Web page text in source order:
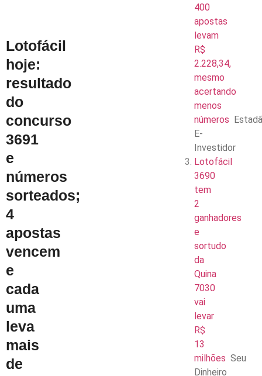
Lotofácil
hoje:
resultado
do
concurso
3691
e
números
sorteados;
4
apostas
vencem
e
cada
uma
leva
mais
de
400
apostas
levam
R$
2.228,34,
mesmo
acertando
menos
números
E-
Investidor
Lotofácil
3690
tem
2
ganhadores
e
sortudo
da
Quina
7030
vai
levar
R$
13
milhões Seu
Dinheiro